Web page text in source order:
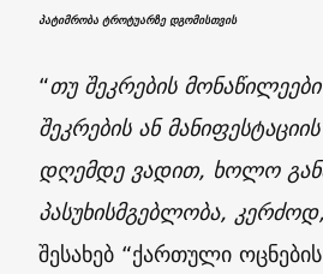
პატიმრობა ტროტუარზე დგომისთვის
“თუ შეკრების
შეკრების ან
დღემდე ვადით, ხოლო
პასუხისმგებლობა,
შესახებ “ქართული